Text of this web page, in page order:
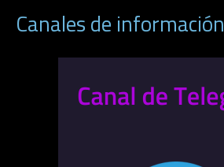
Canales de información